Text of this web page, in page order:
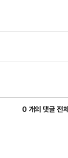
0 개의 댓글 전